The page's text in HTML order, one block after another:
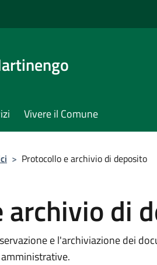
Vivere il Comune
> Protocollo e archivio di deposito
archivio di
e l'archiviazione dei